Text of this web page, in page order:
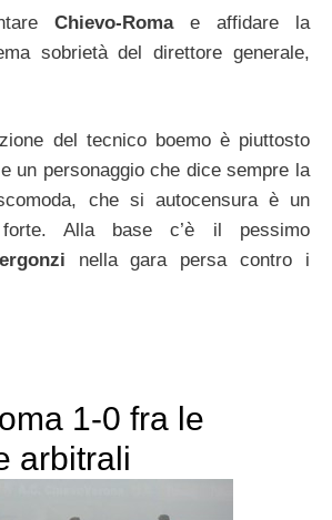
Chievo-Romae affidare la
sobrietà del direttore generale,
del tecnico boemo è piuttosto
un personaggio che dice sempre la
che si autocensura è un
Alla base c’è il pessimo
nella gara persa contro i
1-0 fra le
arbitrali